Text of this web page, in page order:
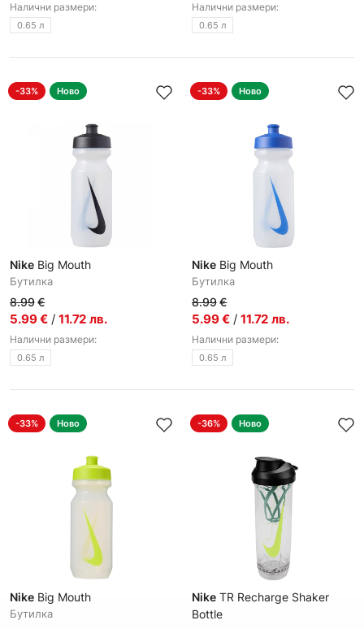
Налични размери:
0.65 л
Налични размери:
0.65 л
-33% Ново
Nike Big Mouth
Бутилкa
8.99 €
5.99 € / 11.72 лв.
Налични размери:
0.65 л
-33% Ново
Nike Big Mouth
Бутилкa
8.99 €
5.99 € / 11.72 лв.
Налични размери:
0.65 л
-33% Ново
Nike Big Mouth
Бутилкa
-36% Ново
Nike TR Recharge Shaker
Bottle